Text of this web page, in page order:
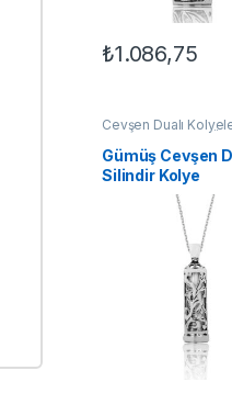
₺1.086,75
Cevşen Dualı
Motifli Kolyeler
Kadın Kolyeleri,
Gümüş Cevşen
Silindir Kolye